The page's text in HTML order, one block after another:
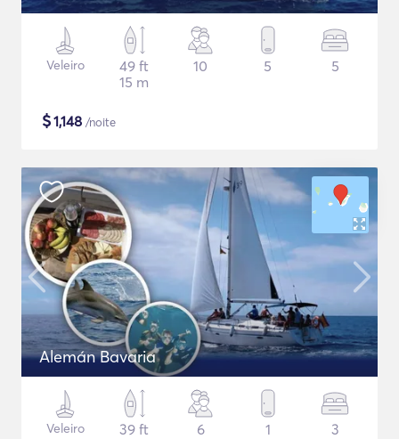
Veleiro
49 ft
15 m
10 5 5
$1,148 /noite
Alemán Bavaria
Veleiro
39 ft
6 1 3